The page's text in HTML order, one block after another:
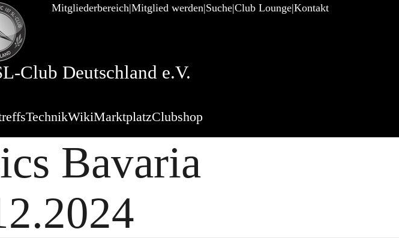
Mitgliederbereich Mitglied werden Suche Club Lounge Kontakt
Club Deutschland e.V.
TechnikWikiMarktplatzClubshop
Bavaria